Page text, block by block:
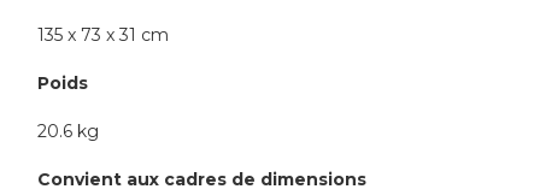
135 x 73 x 31 cm
Poids
20.6 kg
Convient aux cadres de dimensions